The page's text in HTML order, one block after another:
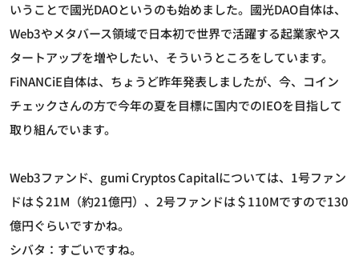
いうことで國光DAOというのも始めました。國光DAO自体は、
Web3やメタバース領域で日本初で世界で活躍する起業家やス
タートアップを増やしたい、そういうところをしています。
FiNANCiE自体は、ちょうど昨年発表しましたが、今、コイン
チェックさんの方で今年の夏を目標に国内でのIEOを目指して
取り組んでいます。
Web3ファンド、gumi Cryptos Capitalについては、1号ファン
ドは＄21M（約21億円）、2号ファンドは＄110Mですので130
億円ぐらいですかね。
シバタ：すごいですね。